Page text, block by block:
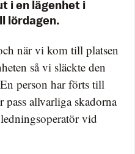
i en lägenhet i
lördagen.
när vi kom till platsen
så vi släckte den
person har förts till
allvarliga skadorna
ledningsoperatör vid